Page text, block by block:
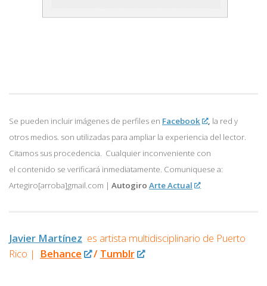
Se pueden incluir imágenes de perfiles en Facebook , la red y
otros medios. son utilizadas para ampliar la experiencia del lector.
Citamos sus procedencia. Cualquier inconveniente con
el contenido se verificará inmediatamente. Comuniquese a:
Artegiro[arroba]gmail.com | Autogiro Arte Actual
Javier Martínez es artista multidisciplinario de Puerto
Rico |
Behance / Tumblr